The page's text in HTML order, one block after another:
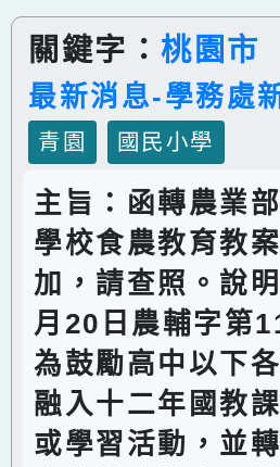
關鍵字：桃園市
最新消息-學務處
青園
國民小學
主旨：函轉農業
學校食農教育教
加，請查照。說
月20日農輔字第
為鼓勵高中以下
融入十二年國教
或學習活動，並